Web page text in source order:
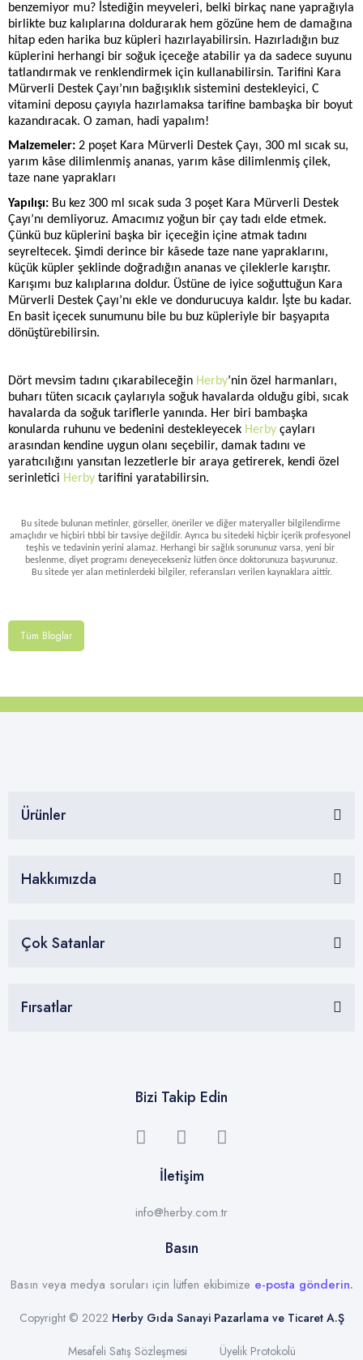
benzemiyor mu? İstediğin meyveleri, belki birkaç nane yaprağıyla
birlikte buz kalıplarına doldurarak hem gözüne hem de damağına
hitap eden harika buz küpleri hazırlayabilirsin. Hazırladığın buz
küplerini herhangi bir soğuk içeceğe atabilir ya da sadece suyunu
tatlandırmak ve renklendirmek için kullanabilirsin. Tarifini Kara
Mürverli Destek Çayı’nın bağışıklık sistemini destekleyici, C
vitamini deposu çayıyla hazırlamaksa tarifine bambaşka bir boyut
kazandıracak. O zaman, hadi yapalım!
Malzemeler: 2 poşet Kara Mürverli Destek Çayı, 300 ml sıcak su,
yarım kâse dilimlenmiş ananas, yarım kâse dilimlenmiş çilek,
taze nane yaprakları
Yapılışı: Bu kez 300 ml sıcak suda 3 poşet Kara Mürverli Destek
Çayı’nı demliyoruz. Amacımız yoğun bir çay tadı elde etmek.
Çünkü buz küplerini başka bir içeceğin içine atmak tadını
seyreltecek. Şimdi derince bir kâsede taze nane yapraklarını,
küçük küpler şeklinde doğradığın ananas ve çileklerle karıştır.
Karışımı buz kalıplarına doldur. Üstüne de iyice soğuttuğun Kara
Mürverli Destek Çayı’nı ekle ve dondurucuya kaldır. İşte bu kadar.
En basit içecek sunumunu bile bu buz küpleriyle bir başyapıta
dönüştürebilirsin.
Dört mevsim tadını çıkarabileceğin Herby’nin özel harmanları,
buharı tüten sıcacık çaylarıyla soğuk havalarda olduğu gibi, sıcak
havalarda da soğuk tariflerle yanında. Her biri bambaşka
konularda ruhunu ve bedenini destekleyecek Herby çayları
arasından kendine uygun olanı seçebilir, damak tadını ve
yaratıcılığını yansıtan lezzetlerle bir araya getirerek, kendi özel
serinletici Herby tarifini yaratabilirsin.
Bu sitede bulunan metinler, görseller, öneriler ve diğer materyaller bilgilendirme
amaçlıdır ve hiçbiri tıbbi bir tavsiye değildir. Ayrıca bu sitedeki hiçbir içerik profesyonel
teşhis ve tedavinin yerini alamaz. Herhangi bir sağlık sorununuz varsa, yeni bir
beslenme, diyet programı deneyecekseniz lütfen önce doktorunuza başvurunuz.
Bu sitede yer alan metinlerdeki bilgiler, referansları verilen kaynaklara aittir.
Tüm Bloglar
Ürünler
Hakkımızda
Çok Satanlar
Fırsatlar
Bizi Takip Edin
İletişim
info@herby.com.tr
Basın
Basın veya medya soruları için lütfen ekibimize e-posta gönderin.
Copyright © 2022 Herby Gıda Sanayi Pazarlama ve Ticaret A.Ş
Mesafeli Satış Sözleşmesi Üyelik Protokolü